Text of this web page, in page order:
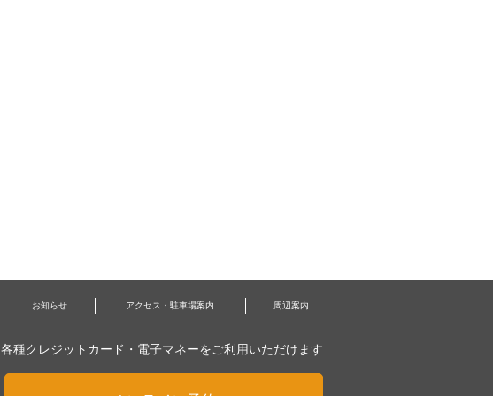
お知らせ アクセス・駐車場案内 周辺案内
各種クレジットカード・電子マネーをご利用いただけます